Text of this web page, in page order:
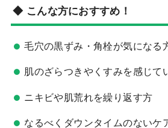
◆ こんな方におすすめ！
毛穴の黒ずみ・角栓が気になる
肌のざらつきやくすみを感じて
ニキビや肌荒れを繰り返す方
なるべくダウンタイムのないケ